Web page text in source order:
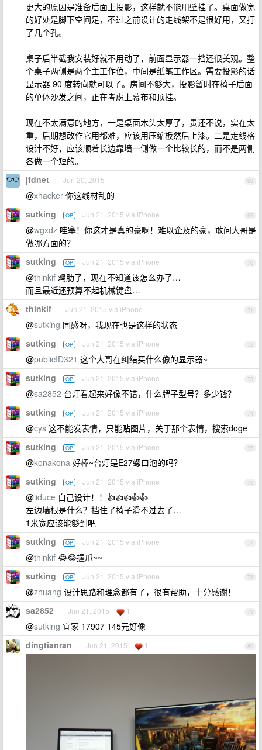
更大的原因是准备后面上投影，这样就不能用壁挂了。桌面做宽
的好处是脚下空间足，不过之前设计的走线架不是很好用，又打
了几个孔。
桌子后半截我安装好就不用动了，前面显示器一挡还很美观。整
个桌子两侧是两个主工作位，中间是纸笔工作区。需要投影的话
显示器 90 度转向就可以了。房间不够大，投影暂时在椅子后面
的单体沙发之间，正在考虑上幕布和顶挂。
现在不太满意的地方，一是桌面木头太厚了，贵还不说，实在太
重，后期想改作它用都难，应该用压缩板然后上漆。二是走线格
设计不好，应该顺着长边靠墙一侧做一个比较长的，而不是两侧
各做一个短的。
68
jfdnet Jun 20, 2015
@xhacker 你这线材乱的
69
sutking OP Jun 21, 2015 via iPhone
@wgxdz 哇塞！你这才是真的豪啊！难以企及的豪，敢问大哥是
做哪方面的？
70
sutking OP Jun 21, 2015 via iPhone
@thinkif 鸡肋了，现在不知道该怎么办了…
而且最近还预算不起机械键盘…
71
thinkif Jun 21, 2015 via iPhone
@sutking 同感呀，我现在也是这样的状态
72
sutking OP Jun 21, 2015 via iPhone
@publicID321 这个大哥在纠结买什么像的显示器~
73
sutking OP Jun 21, 2015 via iPhone
@sa2852 台灯看起来好像不错，什么牌子型号？多少钱？
74
sutking OP Jun 21, 2015 via iPhone
@cys 这不能发表情，只能贴图片，关于那个表情，搜索doge
75
sutking OP Jun 21, 2015 via iPhone
@konakona 好棒~台灯是E27螺口泡的吗？
76
sutking OP Jun 21, 2015 via iPhone
@iiduce 自己设计！！👍👍👍👍👍
左边墙根是什么？挡住了椅子滑不过去了…
1米宽应该能够到吧
77
sutking OP Jun 21, 2015 via iPhone
@thinkif 😂😂握爪~~
78
sutking OP Jun 21, 2015 via iPhone
@zhuang 设计思路和理念都有了，很有帮助，十分感谢！
79
sa2852 Jun 21, 2015 1
@sutking 宜家 17907 145元好像
80
dingtianran Jun 21, 2015 1